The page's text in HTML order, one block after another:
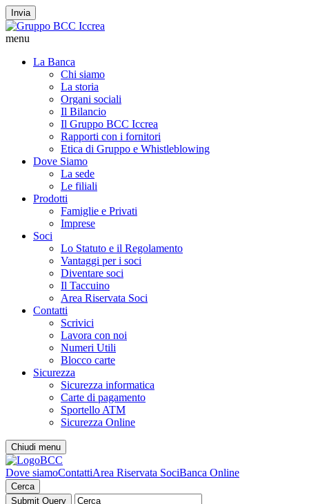
Invia
menu
La Banca
Chi siamo
La storia
Organi sociali
Il Bilancio
Il Gruppo BCC Iccrea
Rapporti con i fornitori
Etica di Gruppo e Whistleblowing
Dove Siamo
La sede
Le filiali
Prodotti
Famiglie e Privati
Imprese
Soci
Lo Statuto e il Regolamento
Vantaggi per i soci
Diventare soci
Il Taccuino
Area Riservata Soci
Contatti
Scrivici
Lavora con noi
Numeri Utili
Blocco carte
Sicurezza
Sicurezza informatica
Carte di pagamento
Sportello ATM
Sicurezza Online
Chiudi menu
Dove siamoContattiArea Riservata SociBanca Online
Cerca